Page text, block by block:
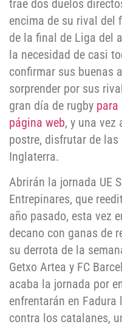
trae dos duelos
encima de su rival del
de la final de Liga del
la necesidad de casi
confirmar sus buenas
sorprender por sus
gran día de rugby para
página web, y una vez
postre, disfrutar de
Inglaterra.
Abrirán la jornada UE
Entrepinares, que
año pasado, esta vez
decano con ganas de
su derrota de la
Getxo Artea y FC
acaba la jornada por
enfrentarán en
contra los catalanes,